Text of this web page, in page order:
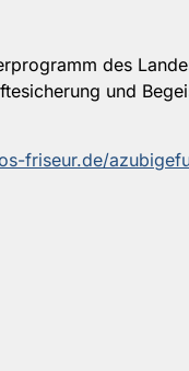
des
und
friseur.de/